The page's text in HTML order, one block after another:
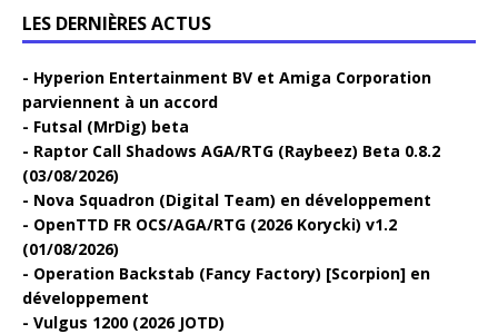
LES DERNIÈRES ACTUS
Hyperion Entertainment BV et Amiga Corporation
parviennent à un accord
Futsal (MrDig) beta
Raptor Call Shadows AGA/RTG (Raybeez) Beta 0.8.2
(03/08/2026)
Nova Squadron (Digital Team) en développement
OpenTTD FR OCS/AGA/RTG (2026 Korycki) v1.2
(01/08/2026)
Operation Backstab (Fancy Factory) [Scorpion] en
développement
Vulgus 1200 (2026 JOTD)